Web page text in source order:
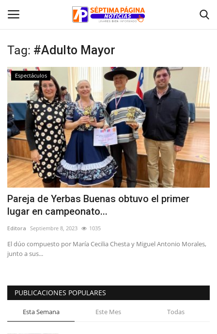
Inicio
Crónica
Policial
Tribunales
Deporte
Política
Espectáculos
Tag: #Adulto Mayor
Espectáculos
Pareja de Yerbas Buenas obtuvo el primer
lugar en campeonato...
Editora Septiembre 8, 2023 1035
El dúo compuesto por María Cecilia Chesta y Miguel Antonio Morales,
junto a sus...
PUBLICACIONES POPULARES
Esta Semana Este Mes Todas